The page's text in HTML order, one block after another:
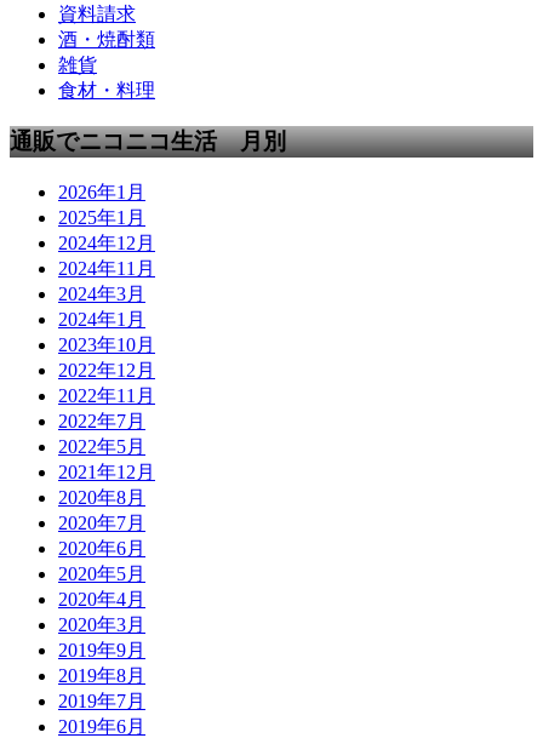
資料請求
酒・焼酎類
雑貨
食材・料理
通販でニコニコ生活 月別
2026年1月
2025年1月
2024年12月
2024年11月
2024年3月
2024年1月
2023年10月
2022年12月
2022年11月
2022年7月
2022年5月
2021年12月
2020年8月
2020年7月
2020年6月
2020年5月
2020年4月
2020年3月
2019年9月
2019年8月
2019年7月
2019年6月